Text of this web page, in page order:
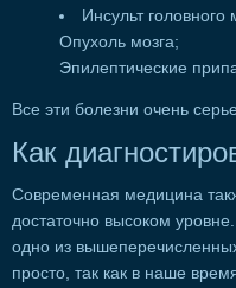
Инсульт головного
Опухоль мозга;
Эпилептические
Все эти болезни очень
Как
Современная медицина
достаточно высоком
одно из
просто, так как в наше